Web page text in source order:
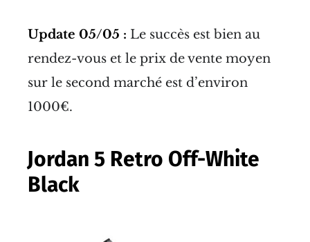
Update 05/05 : Le succès est bien au
rendez-vous et le prix de vente moyen
sur le second marché est d’environ
1000€.
Jordan 5 Retro Off-White
Black